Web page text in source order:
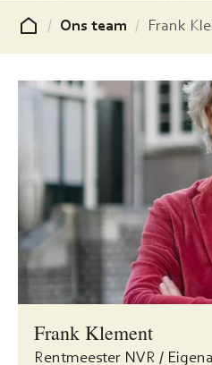
/ Ons team / Frank
Frank Klement
Rentmeester NVR /